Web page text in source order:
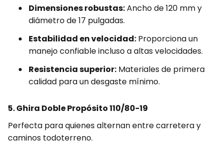
Dimensiones robustas:Ancho de 120 mm y
diámetro de 17 pulgadas.
Estabilidad en velocidad: Proporciona un
manejo confiable incluso a altas velocidades.
Resistencia superior: Materiales de primera
calidad para un desgaste mínimo.
5. Ghira Doble Propósito 110/80-19
Perfecta para quienes alternan entre carretera y
caminos todoterreno.